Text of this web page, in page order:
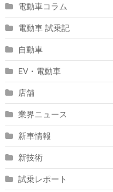
電動車コラム
電動車 試乗記
自動車
EV・電動車
店舗
業界ニュース
新車情報
新技術
試乗レポート